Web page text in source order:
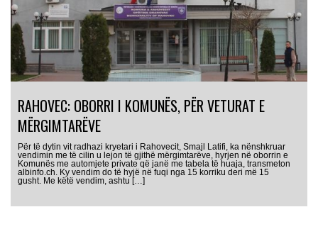
RAHOVEC: OBORRI I KOMUNËS, PËR VETURAT E
MËRGIMTARËVE
Për të dytin vit radhazi kryetari i Rahovecit, Smajl Latifi, ka nënshkruar
vendimin me të cilin u lejon të gjithë mërgimtarëve, hyrjen në oborrin e
Komunës me automjete private që janë me tabela të huaja, transmeton
albinfo.ch. Ky vendim do të hyjë në fuqi nga 15 korriku deri më 15
gusht. Me këtë vendim, ashtu […]